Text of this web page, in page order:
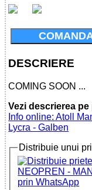
DESCRIERE
COMING SOON ...
Vezi descrierea
Info online: Atoll
Lycra - Galben
Distribuie unui